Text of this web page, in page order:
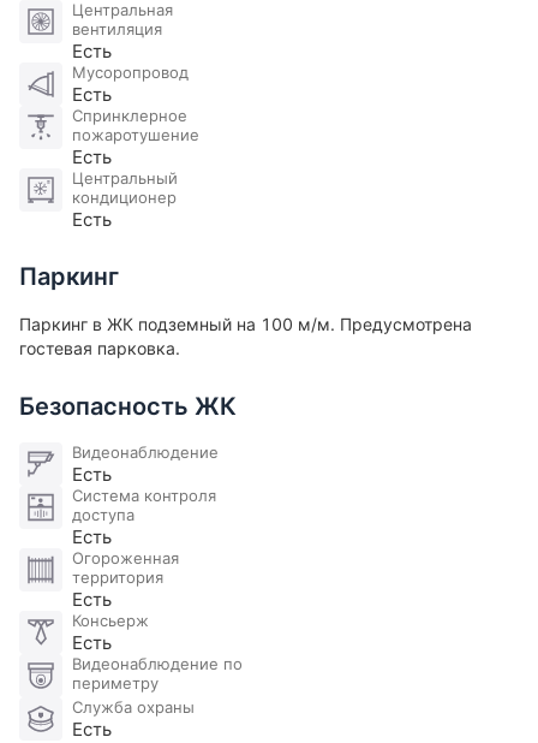
Центральная
вентиляция
Есть
Мусоропровод
Есть
Спринклерное
пожаротушение
Есть
Центральный
кондиционер
Есть
Паркинг
Паркинг в ЖК подземный на 100 м/м. Предусмотрена
гостевая парковка.
Безопасность ЖК
Видеонаблюдение
Есть
Система контроля
доступа
Есть
Огороженная
территория
Есть
Консьерж
Есть
Видеонаблюдение по
периметру
Служба охраны
Есть